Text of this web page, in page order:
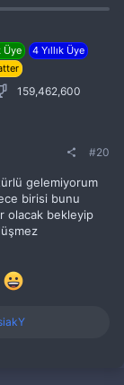
Üye
4 Yıllık Üye
159,462,600
#20
gelemiyorum
birisi bunu
olacak bekleyip